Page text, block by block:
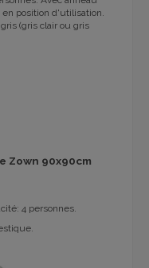
position d'utilisation.
(gris clair ou gris
Zown 90x90cm
4 personnes.
.